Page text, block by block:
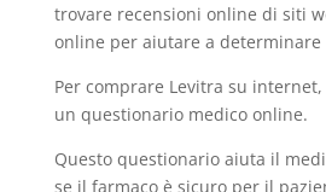
trovare recensioni online di siti
online per aiutare a
Per comprare Levitra su
un questionario medico online.
Questo questionario aiuta il
se il farmaco è sicuro per il